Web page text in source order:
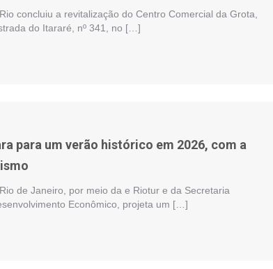
concluiu a revitalização do Centro Comercial da Grota,
do Itararé, nº 341, no […]
para um verão histórico em 2026, com a
de Janeiro, por meio da e Riotur e da Secretaria
Econômico, projeta um […]